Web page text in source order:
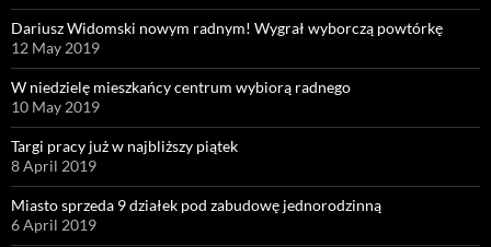
Dariusz Widomski nowym radnym! Wygrał wyborczą powtórkę
12 May 2019
W niedzielę mieszkańcy centrum wybiorą radnego
10 May 2019
Targi pracy już w najbliższy piątek
8 April 2019
Miasto sprzeda 9 działek pod zabudowę jednorodzinną
6 April 2019